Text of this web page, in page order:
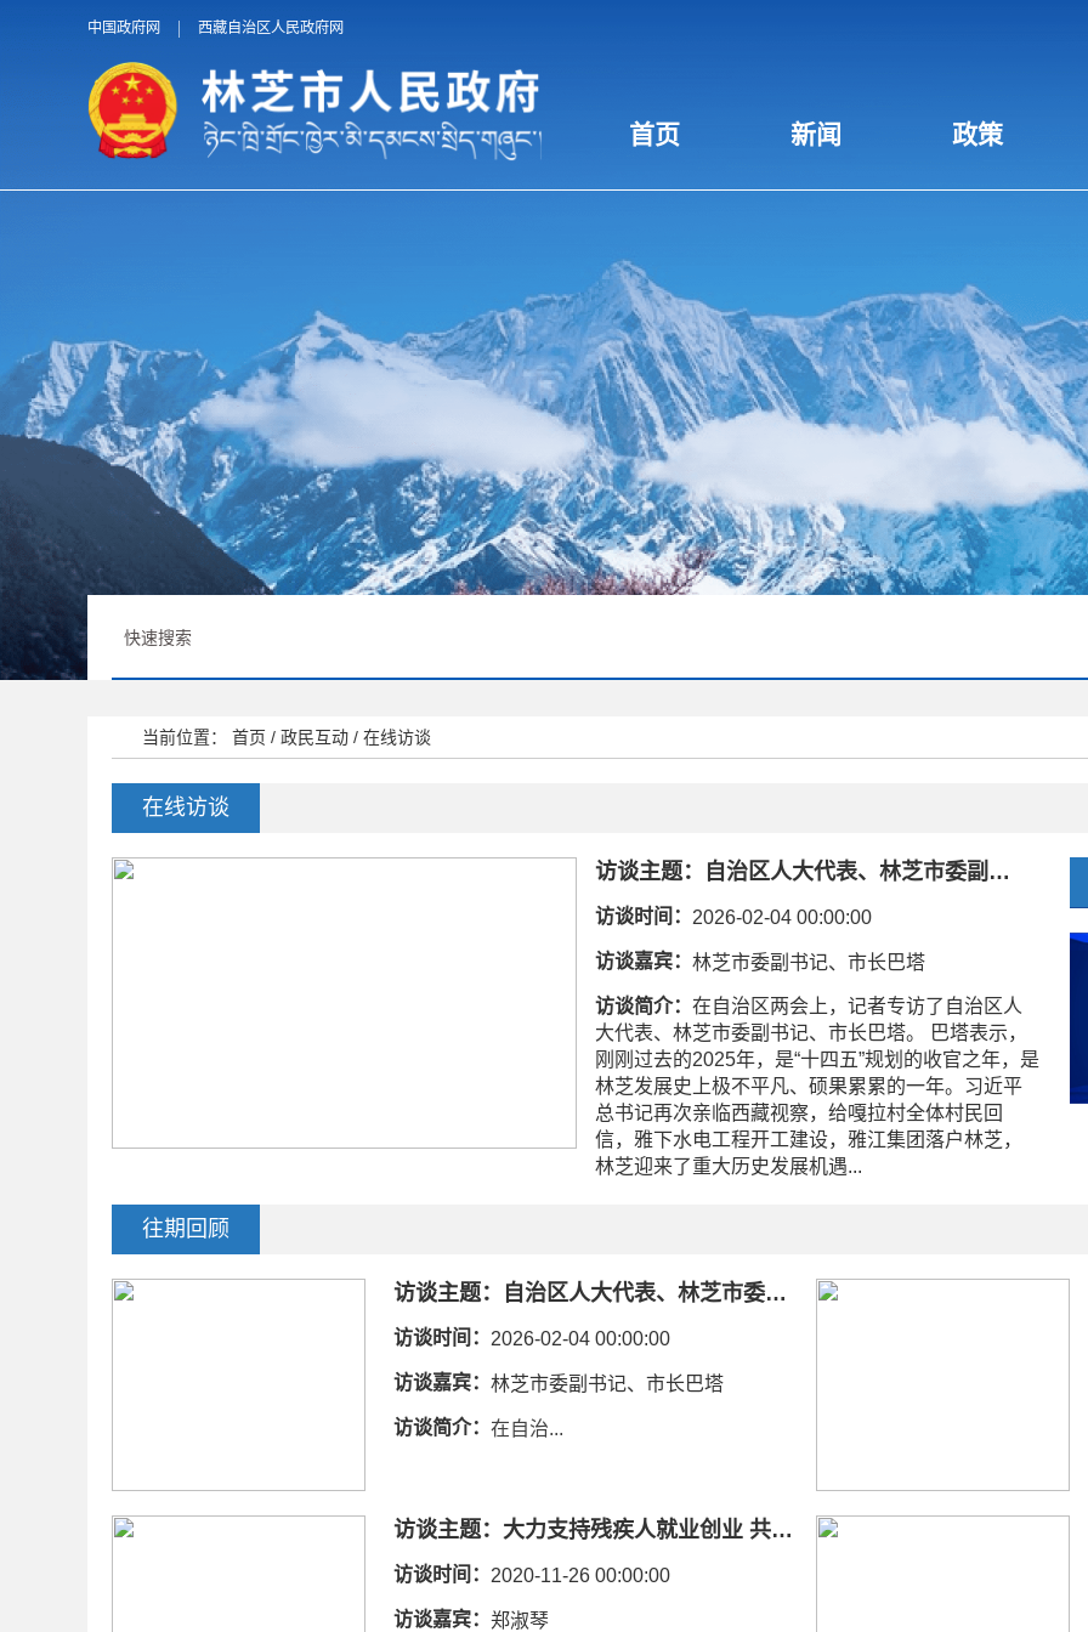
中国政府网 西藏自治区人民政府网
首页 新闻 政策
当前位置： 首页 / 政民互动 / 在线访谈
在线访谈
访谈主题： 自治区人大代表、林芝市委副书记、市长巴塔：抢抓机遇 乘势而上
访谈时间： 2026-02-04 00:00:00
访谈嘉宾：林芝市委副书记、市长巴塔
访谈简介：在自治区两会上，记者专访了自治区人
大代表、林芝市委副书记、市长巴塔。 巴塔表示，
刚刚过去的2025年，是“十四五”规划的收官之年，是
林芝发展史上极不平凡、硕果累累的一年。习近平
总书记再次亲临西藏视察，给嘎拉村全体村民回
信，雅下水电工程开工建设，雅江集团落户林芝，
林芝迎来了重大历史发展机遇...
往期回顾
访谈主题： 自治区人大代表、林芝市委副书记、市长巴塔：抢抓机遇 乘势而上
访谈时间： 2026-02-04 00:00:00
访谈嘉宾： 林芝市委副书记、市长巴塔
访谈简介： 在自治...
访谈主题： 大力支持残疾人就业创业 共创残疾人幸福美好新生活
访谈时间： 2020-11-26 00:00:00
访谈嘉宾： 郑淑琴